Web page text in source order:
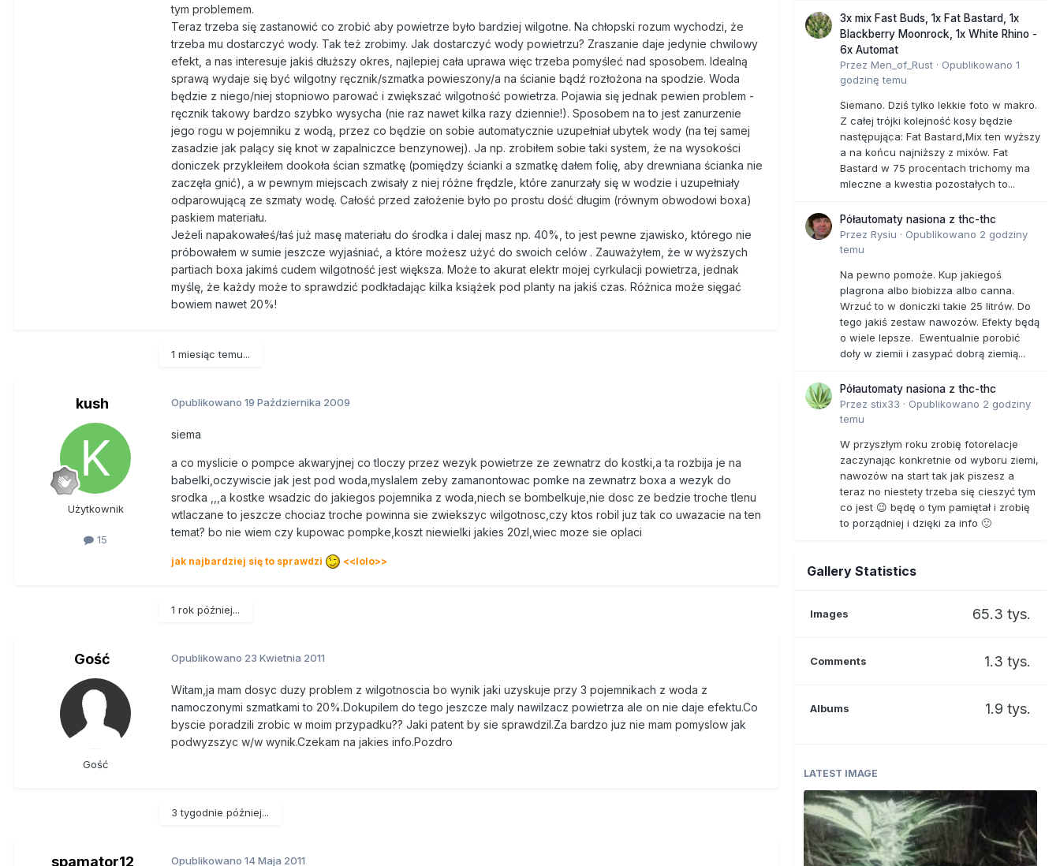
tym problemem.
Teraz trzeba się zastanowić co zrobić aby powietrze było bardziej wilgotne. Na chłopski rozum wychodzi, że
trzeba mu dostarczyć wody. Tak też zrobimy. Jak dostarczyć wody powietrzu? Zraszanie daje jedynie chwilowy
efekt, a nas interesuje jakiś dłuższy okres, najlepiej cała uprawa więc trzeba pomyśleć nad sposobem. Idealną
sprawą wydaje się być wilgotny ręcznik/szmatka powieszony/a na ścianie bądź rozłożona na spodzie. Woda
będzie z niego/niej stopniowo parować i zwiększać wilgotność powietrza. Pojawia się jednak pewien problem -
ręcznik takowy bardzo szybko wysycha (nie raz nawet kilka razy dziennie!). Sposobem na to jest zanurzenie
jego rogu w pojemniku z wodą, przez co będzie on sobie automatycznie uzupełniał ubytek wody (na tej samej
zasadzie jak palący się knot w zapalniczce benzynowej). Ja np. zrobiłem sobie taki system, że na wysokości
doniczek przykleiłem dookoła ścian szmatkę (pomiędzy ścianki a szmatkę dałem folię, aby drewniana ścianka nie
zaczęła gnić), a w pewnym miejscach zwisały z niej różne frędzle, które zanurzały się w wodzie i uzupełniały
odparowującą ze szmaty wodę. Całość przed założenie było po prostu dość długim (równym obwodowi boxa)
paskiem materiału.
Jeżeli napakowałeś/łaś już masę materiału do środka i dalej masz np. 40%, to jest pewne zjawisko, którego nie
próbowałem w sumie jeszcze wyjaśniać, a które możesz użyć do swoich celów . Zauważyłem, że w wyższych
partiach boxa jakimś cudem wilgotność jest większa. Może to akurat elektr mojej cyrkulacji powietrza, jednak
myślę, że każdy może to sprawdzić podkładając kilka książek pod planty na jakiś czas. Różnica może sięgać
bowiem nawet 20%!
1 miesiąc temu...
kush
Użytkownik
15
Opublikowano 19 Października 2009
siema
a co myslicie o pompce akwaryjnej co tloczy przez wezyk powietrze ze zewnatrz do kostki,a ta rozbija je na
babelki,oczywiscie jak jest pod woda,myslalem zeby zamanontowac pomke na zewnatrz boxa a wezyk do
srodka ,,,a kostke wsadzic do jakiegos pojemnika z woda,niech se bombelkuje,nie dosc ze bedzie troche tlenu
wtlaczane to jeszcze chociaz troche powinna sie zwiekszyc wilgotnosc,czy ktos robil juz tak co uwazacie na ten
temat? bo nie wiem czy kupowac pompke,koszt niewielki jakies 20zl,wiec moze sie oplaci
jak najbardziej się to sprawdzi <<lolo>>
1 rok później...
Gość
Gość
Opublikowano 23 Kwietnia 2011
Witam,ja mam dosyc duzy problem z wilgotnoscia bo wynik jaki uzyskuje przy 3 pojemnikach z woda z
namoczonymi szmatkami to 20%.Dokupilem do tego jeszcze maly nawilzacz powietrza ale on nie daje efektu.Co
byscie poradzili zrobic w moim przypadku?? Jaki patent by sie sprawdzil.Za bardzo juz nie mam pomyslow jak
podwyzszyc w/w wynik.Czekam na jakies info.Pozdro
3 tygodnie później...
spamator12 Opublikowano 14 Maja 2011
3x mix Fast Buds, 1x Fat Bastard, 1x
Blackberry Moonrock, 1x White Rhino -
6x Automat
Przez Men_of_Rust · Opublikowano 1
godzinę temu
Siemano. Dziś tylko lekkie foto w makro.
Z całej trójki kolejność kosy będzie
następująca: Fat Bastard,Mix ten wyższy
a na końcu najniższy z mixów. Fat
Bastard w 75 procentach trichomy ma
mleczne a kwestia pozostałych to...
Półautomaty nasiona z thc-thc
Przez Rysiu · Opublikowano 2 godziny
temu
Na pewno pomoże. Kup jakiegoś
plagrona albo biobizza albo canna.
Wrzuć to w doniczki takie 25 litrów. Do
tego jakiś zestaw nawozów. Efekty będą
o wiele lepsze. Ewentualnie porobić
doły w ziemii i zasypać dobrą ziemią...
Półautomaty nasiona z thc-thc
Przez stix33 · Opublikowano 2 godziny
temu
W przyszłym roku zrobię fotorelacje
zaczynając konkretnie od wyboru ziemi,
nawozów na start tak jak piszesz a
teraz no niestety trzeba się cieszyć tym
co jest 😉 będę o tym pamiętał i zrobię
to porządniej i dzięki za info 🙂
Gallery Statistics
Images 65.3 tys.
Comments 1.3 tys.
Albums 1.9 tys.
LATEST IMAGE